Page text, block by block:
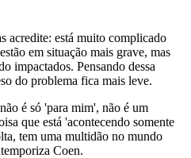
acredite: está muito complicado
em situação mais grave, mas
impactados. Pensando dessa
do problema fica mais leve.
é só 'para mim', não é um
que está 'acontecendo somente
tem uma multidão no mundo
Coen.